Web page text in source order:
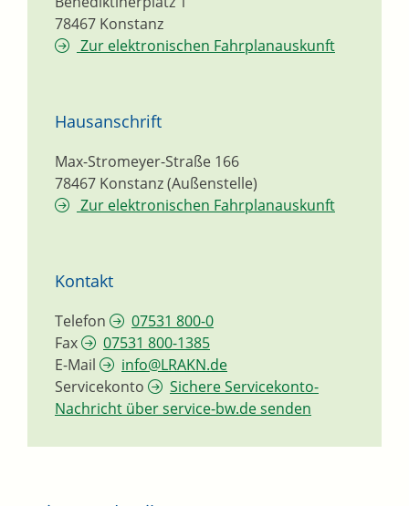
78467 Konstanz
Zur elektronischen Fahrplanauskunft
Hausanschrift
Max-Stromeyer-Straße 166
78467 Konstanz (Außenstelle)
Zur elektronischen Fahrplanauskunft
Kontakt
Telefon
07531 800-0
Fax
07531 800-1385
E-Mail
info@LRAKN.de
Servicekonto
Sichere Servicekonto-
Nachricht über service-bw.de senden